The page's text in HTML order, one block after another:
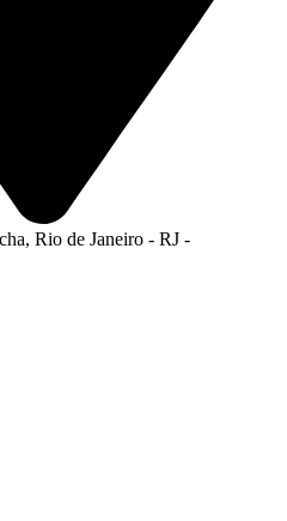
Rio de Janeiro - RJ -